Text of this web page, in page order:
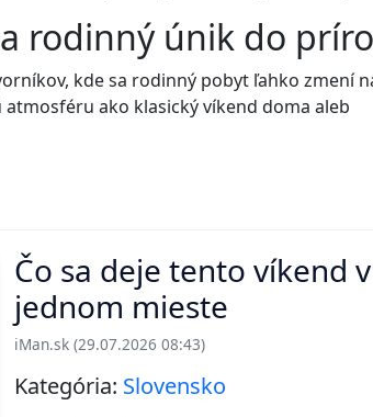
rodinný únik do
kde sa rodinný pobyt ľahko zmení
ako klasický víkend doma aleb
Čo sa deje tento víkend
jednom mieste
iMan.sk (29.07.2026 08:43)
Kategória: Slovensko